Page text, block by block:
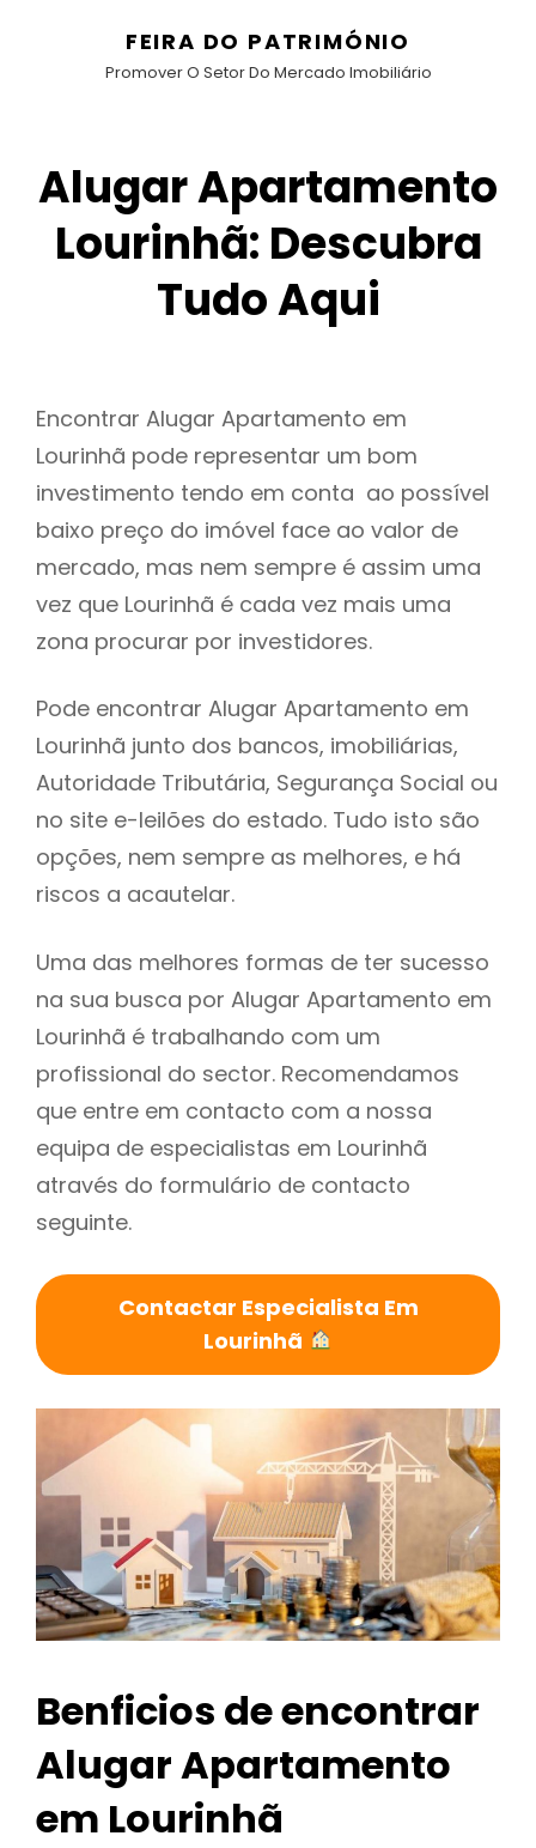
FEIRA DO PATRIMÓNIO
Promover O Setor Do Mercado Imobiliário
Alugar Apartamento
Lourinhã: Descubra
Tudo Aqui
Encontrar Alugar Apartamento em
Lourinhã pode representar um bom
investimento tendo em conta ao possível
baixo preço do imóvel face ao valor de
mercado, mas nem sempre é assim uma
vez que Lourinhã é cada vez mais uma
zona procurar por investidores.
Pode encontrar Alugar Apartamento em
Lourinhã junto dos bancos, imobiliárias,
Autoridade Tributária, Segurança Social ou
no site e-leilões do estado. Tudo isto são
opções, nem sempre as melhores, e há
riscos a acautelar.
Uma das melhores formas de ter sucesso
na sua busca por Alugar Apartamento em
Lourinhã é trabalhando com um
profissional do sector. Recomendamos
que entre em contacto com a nossa
equipa de especialistas em Lourinhã
através do formulário de contacto
seguinte.
Contactar Especialista Em
Lourinhã
Benficios de encontrar
Alugar Apartamento
em Lourinhã